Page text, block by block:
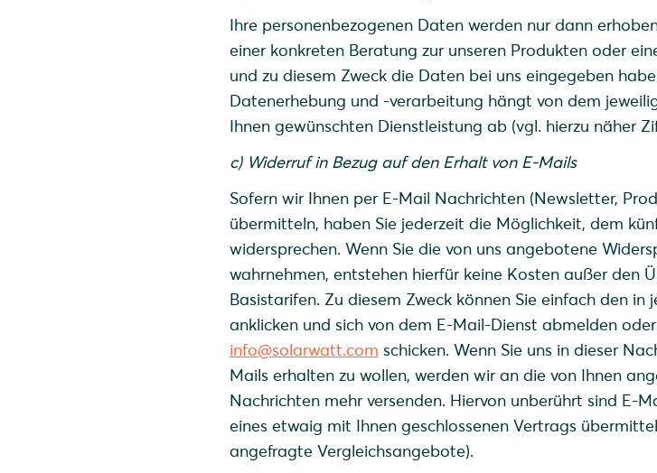
Ihre personenbezogenen Daten werden nur dann
einer konkreten Beratung zur unseren Produkten oder
und zu diesem Zweck die Daten bei uns eingegeben
Datenerhebung und -verarbeitung hängt von dem
Ihnen gewünschten Dienstleistung ab (vgl. hierzu näher
c) Widerruf in Bezug auf den Erhalt von E-Mails
Sofern wir Ihnen per E-Mail Nachrichten (Newsletter,
übermitteln, haben Sie jederzeit die Möglichkeit, dem
widersprechen. Wenn Sie die von uns angebotene
wahrnehmen, entstehen hierfür keine Kosten außer den
Basistarifen. Zu diesem Zweck können Sie einfach den
anklicken und sich von dem E-Mail-Dienst abmelden
info@solarwatt.com schicken. Wenn Sie uns in dieser
Mails erhalten zu wollen, werden wir an die von Ihnen
Nachrichten mehr versenden. Hiervon unberührt sind E-
eines etwaig mit Ihnen geschlossenen Vertrags
angefragte Vergleichsangebote).